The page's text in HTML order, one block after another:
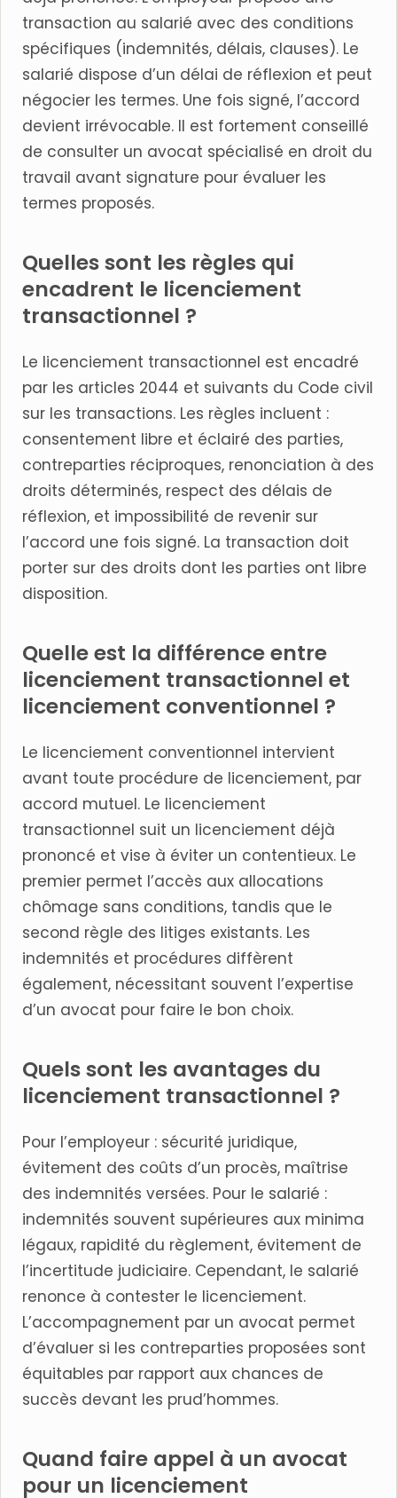
transaction au salarié avec des conditions
spécifiques (indemnités, délais, clauses). Le
salarié dispose d’un délai de réflexion et peut
négocier les termes. Une fois signé, l’accord
devient irrévocable. Il est fortement conseillé
de consulter un avocat spécialisé en droit du
travail avant signature pour évaluer les
termes proposés.
Quelles sont les règles qui
encadrent le licenciement
transactionnel ?
Le licenciement transactionnel est encadré
par les articles 2044 et suivants du Code civil
sur les transactions. Les règles incluent :
consentement libre et éclairé des parties,
contreparties réciproques, renonciation à des
droits déterminés, respect des délais de
réflexion, et impossibilité de revenir sur
l’accord une fois signé. La transaction doit
porter sur des droits dont les parties ont libre
disposition.
Quelle est la différence entre
licenciement transactionnel et
licenciement conventionnel ?
Le licenciement conventionnel intervient
avant toute procédure de licenciement, par
accord mutuel. Le licenciement
transactionnel suit un licenciement déjà
prononcé et vise à éviter un contentieux. Le
premier permet l’accès aux allocations
chômage sans conditions, tandis que le
second règle des litiges existants. Les
indemnités et procédures diffèrent
également, nécessitant souvent l’expertise
d’un avocat pour faire le bon choix.
Quels sont les avantages du
licenciement transactionnel ?
Pour l’employeur : sécurité juridique,
évitement des coûts d’un procès, maîtrise
des indemnités versées. Pour le salarié :
indemnités souvent supérieures aux minima
légaux, rapidité du règlement, évitement de
l’incertitude judiciaire. Cependant, le salarié
renonce à contester le licenciement.
L’accompagnement par un avocat permet
d’évaluer si les contreparties proposées sont
équitables par rapport aux chances de
succès devant les prud’hommes.
Quand faire appel à un avocat
pour un licenciement